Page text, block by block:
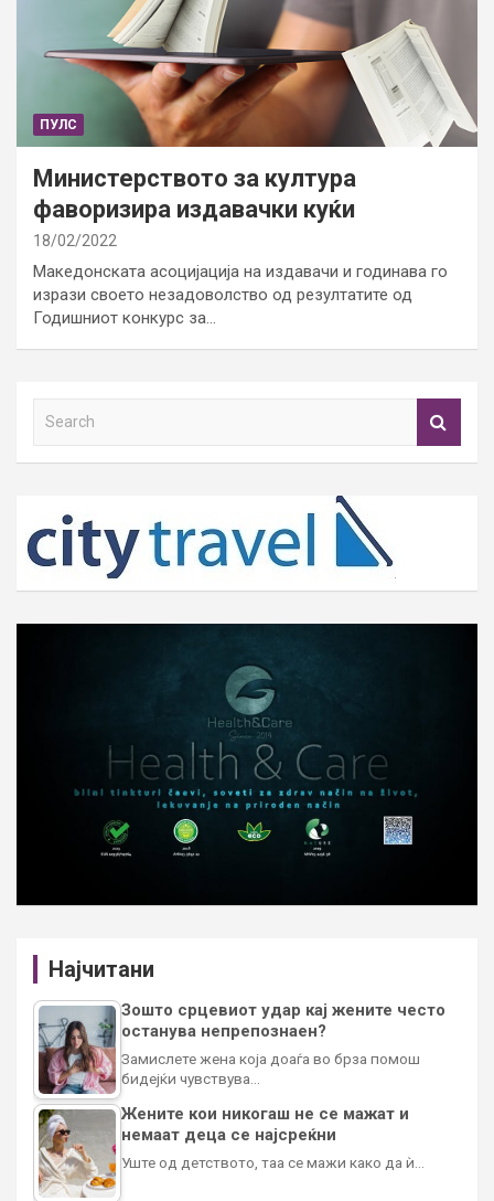
ПУЛС
Министерството за култура
фаворизира издавачки куќи
18/02/2022
Македонската асоцијација на издавачи и годинава го
изрази своето незадоволство од резултатите од
Годишниот конкурс за…
h
Најчитани
Зошто срцевиот удар кај жените често
останува непрепознаен?
Замислете жена која доаѓа во брза помош
бидејќи чувствува…
Жените кои никогаш не се мажат и
немаат деца се најсреќни
Уште од детството, таа се мажи како да ѝ…